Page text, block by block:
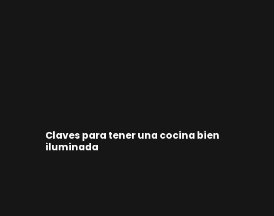
Claves para tener una cocina bien
iluminada